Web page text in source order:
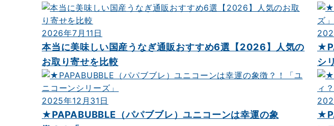
ー
シ
ョ
ン
2026年7月11日
本当に美味しい国産うなぎ通販おすすめ6選【2026】人気の
お取り寄せを比較
シ
2025年12月31日
★PAPABUBBLE（パパブブレ）ユニコーンは幸運の象